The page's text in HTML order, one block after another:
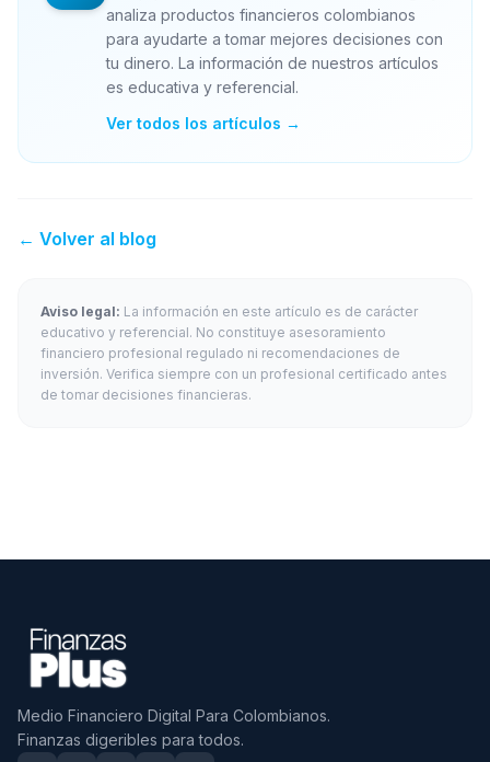
analiza productos financieros colombianos
para ayudarte a tomar mejores decisiones con
tu dinero. La información de nuestros artículos
es educativa y referencial.
Ver todos los artículos →
← Volver al blog
Aviso legal: La información en este artículo es de carácter
educativo y referencial. No constituye asesoramiento
financiero profesional regulado ni recomendaciones de
inversión. Verifica siempre con un profesional certificado antes
de tomar decisiones financieras.
Medio Financiero Digital Para Colombianos.
Finanzas digeribles para todos.